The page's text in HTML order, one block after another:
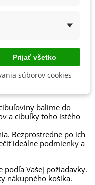
rastliny. Na ďalšiu
hľuzy (nad pôvodnou
teplotou do 10 °C.
obrázkom a
balíme do
a cibuľky toho istého
Bezprostredne po ich
ideálne podmienky a
podľa Vašej požiadavky.
nákupného košíka.
Prijať všetko
súborov cookies